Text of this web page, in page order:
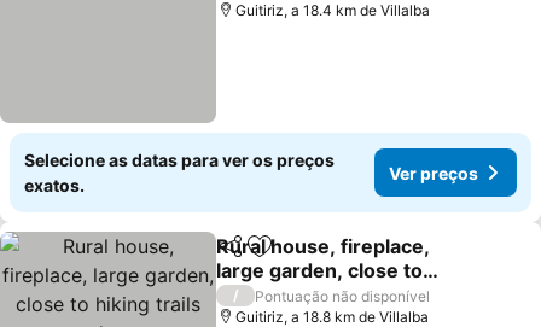
Guitiriz, a 18.4 km de Villalba
Selecione as datas para ver os preços
exatos.
Ver preços
PartilharAdicionar aos favoritos
Rural house, fireplace,
large garden, close to
hiking trails and spa.
Ver preços
/
Pontuação não disponível
Guitiriz, a 18.8 km de Villalba